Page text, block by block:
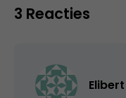
3 Reacties